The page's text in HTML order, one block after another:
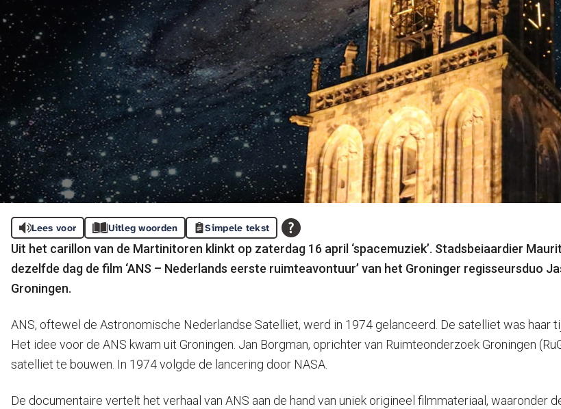
Lees voor Uitleg woorden Simpele tekst
Uit het carillon van de Martinitoren klinkt op zaterdag 16 april ‘spacemuziek’. Stadsbeiaardier
dezelfde dag de film ‘ANS – Nederlands eerste ruimteavontuur’ van het Groninger regisseursduo
Groningen.
ANS, oftewel de Astronomische Nederlandse Satelliet, werd in 1974 gelanceerd. De satelliet was haar
Het idee voor de ANS kwam uit Groningen. Jan Borgman, oprichter van Ruimteonderzoek Groningen
satelliet te bouwen. In 1974 volgde de lancering door NASA.
De documentaire vertelt het verhaal van ANS aan de hand van uniek origineel filmmateriaal, waaronder